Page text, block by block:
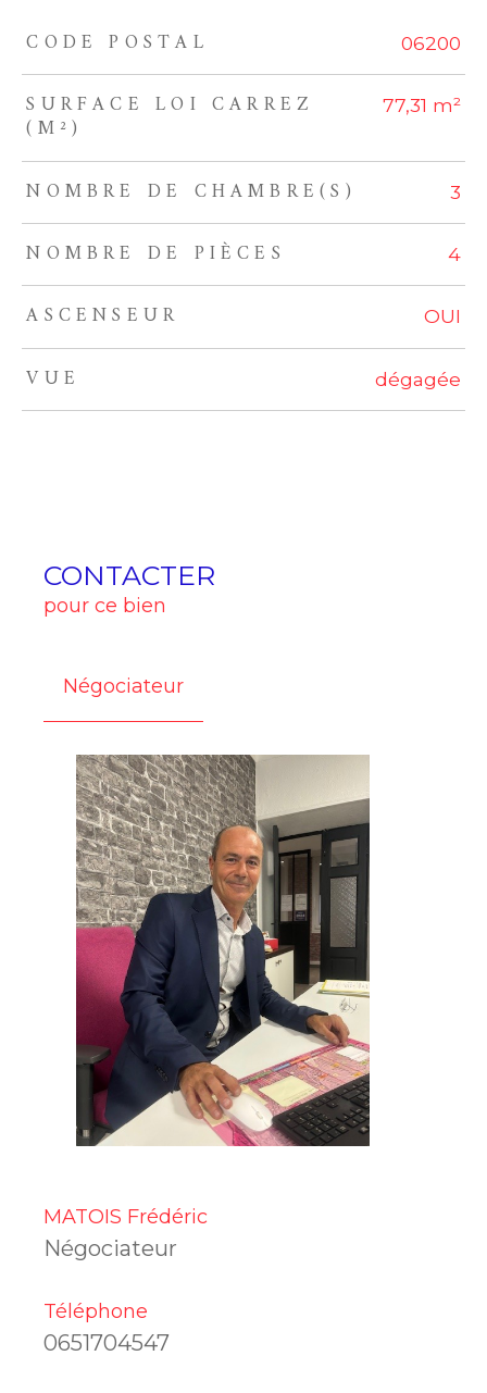
TRAD_ZEPHYR_Caracteristique TRAD_ZEPHYR_Valeurs
CODE POSTAL 06200
SURFACE LOI CARREZ
(M²)
77,31 m²
NOMBRE DE CHAMBRE(S) 3
NOMBRE DE PIÈCES 4
ASCENSEUR OUI
VUE dégagée
CONTACTER
pour ce bien
Négociateur
MATOIS Frédéric
Négociateur
Téléphone
0651704547